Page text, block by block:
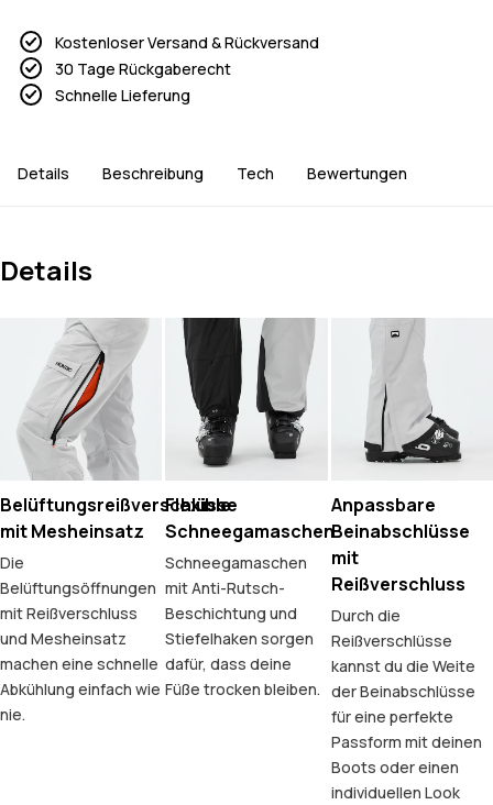
Kostenloser Versand & Rückversand
30 Tage Rückgaberecht
Schnelle Lieferung
Details Beschreibung Tech Bewertungen
Details
Belüftungsreißverschlüsse
mit Mesheinsatz
Die
Belüftungsöffnungen
mit Reißverschluss
und Mesheinsatz
machen eine schnelle
Abkühlung einfach wie
nie.
Flexible
Schneegamaschen
Schneegamaschen
mit Anti-Rutsch-
Beschichtung und
Stiefelhaken sorgen
dafür, dass deine
Füße trocken bleiben.
Anpassbare
Beinabschlüsse
mit
Reißverschluss
Durch die
Reißverschlüsse
kannst du die Weite
der Beinabschlüsse
für eine perfekte
Passform mit deinen
Boots oder einen
individuellen Look